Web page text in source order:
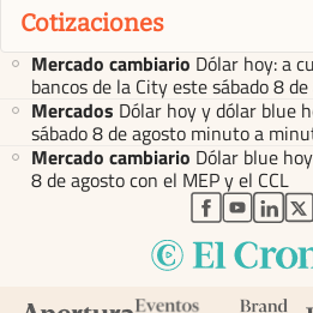
Cotizaciones
Mercado cambiario Dólar hoy: a
bancos de la City este sábado 8
Mercados Dólar hoy y dólar blue
sábado 8 de agosto minuto a
Mercado cambiario Dólar blue
8 de agosto con el MEP y el CCL
abre en
abre